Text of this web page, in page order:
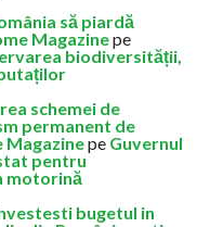
să piardă
Magazinepe
biodiversității,
schemei de
permanent de
Magazinepe Guvernul
pentru
motorină
bugetul in